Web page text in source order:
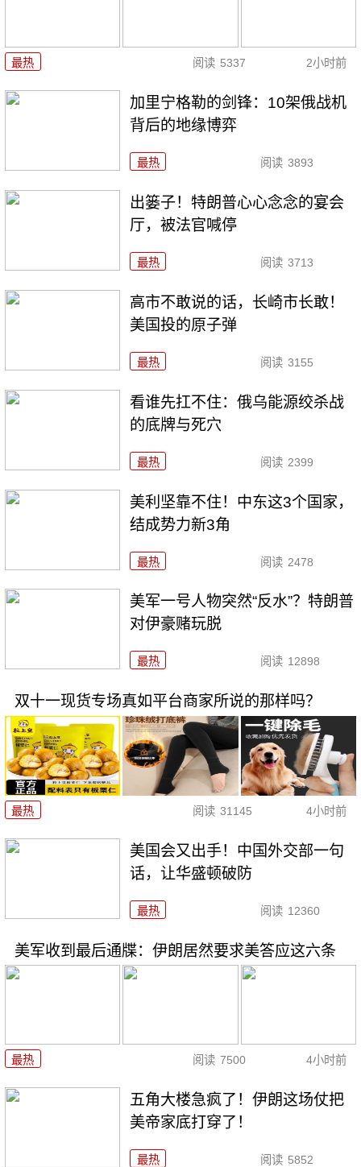
最热 阅读 5337 2小时前
加里宁格勒的剑锋：10架俄战机
背后的地缘博弈
最热 阅读 3893
出篓子！特朗普心心念念的宴会
厅，被法官喊停
最热 阅读 3713
高市不敢说的话，长崎市长敢！
美国投的原子弹
最热 阅读 3155
看谁先扛不住：俄乌能源绞杀战
的底牌与死穴
最热 阅读 2399
美利坚靠不住！中东这3个国家，
结成势力新3角
最热 阅读 2478
美军一号人物突然“反水”？特朗普
对伊豪赌玩脱
最热 阅读 12898
双十一现货专场真如平台商家所说的那样吗？
最热 阅读 31145 4小时前
美国会又出手！中国外交部一句
话，让华盛顿破防
最热 阅读 12360
美军收到最后通牒：伊朗居然要求美答应这六条
最热 阅读 7500 4小时前
五角大楼急疯了！伊朗这场仗把
美帝家底打穿了！
最热 阅读 5852